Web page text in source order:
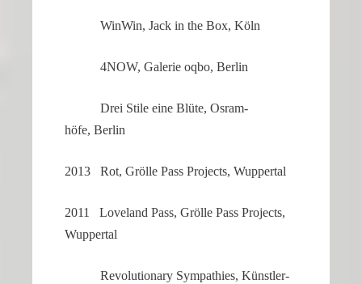
WinWin, Jack in the Box, Köln
4NOW, Galerie oqbo, Berlin
Drei Stile eine Blüte, Osram­
höfe, Berlin
2013 Rot, Grölle Pass Projects, Wuppertal
2011 Loveland Pass, Grölle Pass Projects,
Wuppertal
Revolu­tio­nary Sympa­thies, Künst­ler­